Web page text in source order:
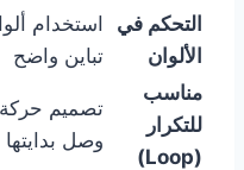
التحكم في
الألوان
استخدام
تباين واضح
مناسب
للتكرار
(Loop)
تصميم
وصل بدايتها